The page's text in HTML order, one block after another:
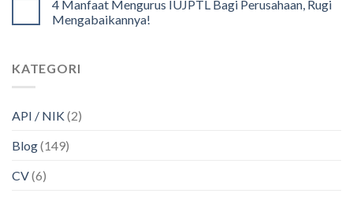
4 Manfaat Mengurus IUJPTL Bagi Perusahaan, Rugi
Mengabaikannya!
KATEGORI
API / NIK(2)
Blog(149)
CV(6)